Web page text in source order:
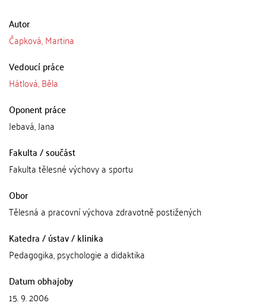
Autor
Čapková, Martina
Vedoucí práce
Hátlová, Běla
Oponent práce
Jebavá, Jana
Fakulta / součást
Fakulta tělesné výchovy a sportu
Obor
Tělesná a pracovní výchova zdravotně postižených
Katedra / ústav / klinika
Pedagogika, psychologie a didaktika
Datum obhajoby
15. 9. 2006